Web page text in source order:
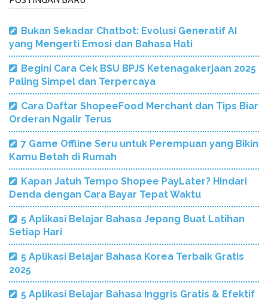
Bukan Sekadar Chatbot: Evolusi Generatif AI
yang Mengerti Emosi dan Bahasa Hati
Begini Cara Cek BSU BPJS Ketenagakerjaan 2025
Paling Simpel dan Terpercaya
Cara Daftar ShopeeFood Merchant dan Tips Biar
Orderan Ngalir Terus
7 Game Offline Seru untuk Perempuan yang Bikin
Kamu Betah di Rumah
Kapan Jatuh Tempo Shopee PayLater? Hindari
Denda dengan Cara Bayar Tepat Waktu
5 Aplikasi Belajar Bahasa Jepang Buat Latihan
Setiap Hari
5 Aplikasi Belajar Bahasa Korea Terbaik Gratis
2025
5 Aplikasi Belajar Bahasa Inggris Gratis & Efektif